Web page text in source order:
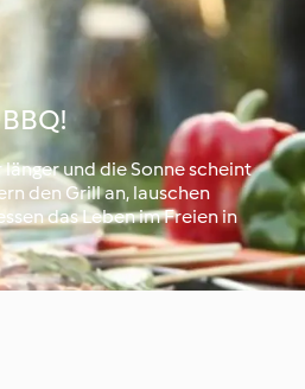
länger und die Sonne scheint
den Grill an, lauschen
das Leben im Freien in